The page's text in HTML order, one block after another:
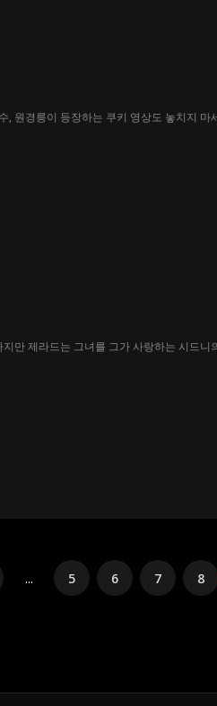
, 원경릉이 등장하는 쿠키 영상도 놓치지 마
만 제라드는 그녀를 그가 사랑하는 시드
... 5 6 7 8